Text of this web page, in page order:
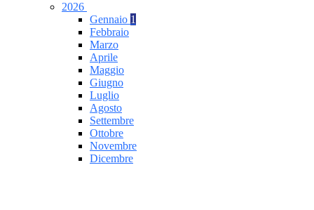
2026
Gennaio 1
Febbraio
Marzo
Aprile
Maggio
Giugno
Luglio
Agosto
Settembre
Ottobre
Novembre
Dicembre